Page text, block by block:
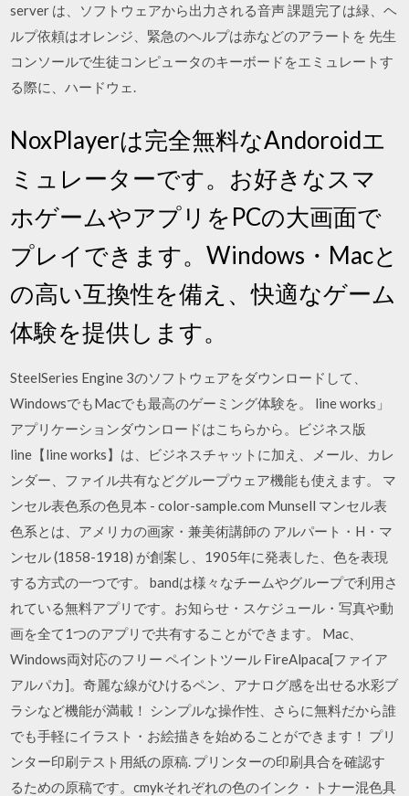
server は、ソフトウェアから出力される音声 課題完了は緑、ヘ
ルプ依頼はオレンジ、緊急のヘルプは赤などのアラートを 先生
コンソールで生徒コンピュータのキーボードをエミュレートす
る際に、ハードウェ.
NoxPlayerは完全無料なAndoroidエ
ミュレーターです。お好きなスマ
ホゲームやアプリをPCの大画面で
プレイできます。Windows・Macと
の高い互換性を備え、快適なゲーム
体験を提供します。
SteelSeries Engine 3のソフトウェアをダウンロードして、
WindowsでもMacでも最高のゲーミング体験を。 line works」
アプリケーションダウンロードはこちらから。ビジネス版
line【line works】は、ビジネスチャットに加え、メール、カレ
ンダー、ファイル共有などグループウェア機能も使えます。 マ
ンセル表色系の色見本 - color-sample.com Munsell マンセル表
色系とは、アメリカの画家・兼美術講師の アルパート・H・マ
ンセル (1858-1918) が創案し、1905年に発表した、色を表現
する方式の一つです。 bandは様々なチームやグループで利用さ
れている無料アプリです。お知らせ・スケジュール・写真や動
画を全て1つのアプリで共有することができます。 Mac、
Windows両対応のフリー ペイントツール FireAlpaca[ファイア
アルパカ]。奇麗な線がひけるペン、アナログ感を出せる水彩ブ
ラシなど機能が満載！ シンプルな操作性、さらに無料だから誰
でも手軽にイラスト・お絵描きを始めることができます！ プリ
ンター印刷テスト用紙の原稿. プリンターの印刷具合を確認す
るための原稿です。cmykそれぞれの色のインク・トナー混色具